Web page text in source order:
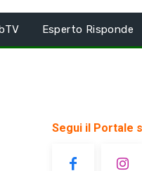
Esperto Risponde
Segui il Portale